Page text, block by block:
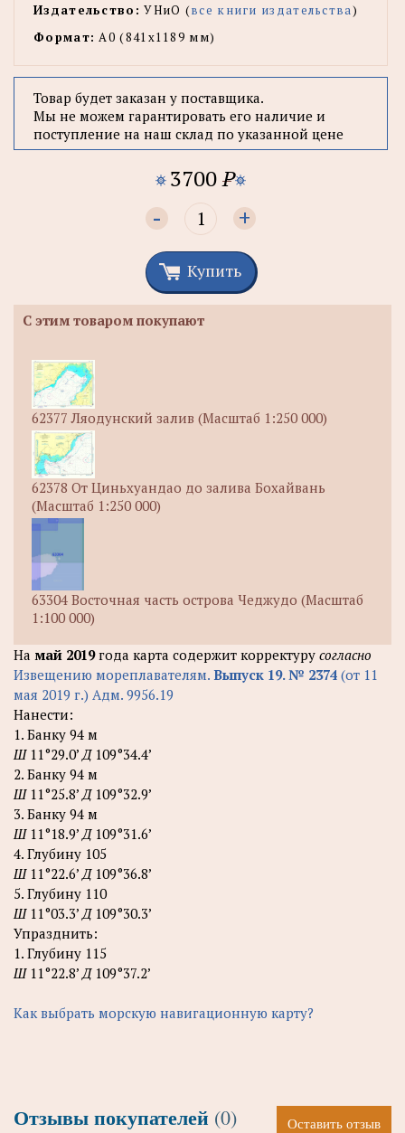
Издательство: УНиО (все книги издательства)
Формат: А0 (841x1189 мм)
Товар будет заказан у поставщика.
Мы не можем гарантировать его наличие и
поступление на наш склад по указанной цене
3700P
- +
Купить
С этим товаром покупают
62377 Ляодунский залив (Масштаб 1:250 000)
62378 От Циньхуандао до залива Бохайвань
(Масштаб 1:250 000)
63304 Восточная часть острова Чеджудо (Масштаб
1:100 000)
На май 2019года карта содержит корректуру согласно
Извещению мореплавателям. Выпуск 19. № 2374 (от 11
мая 2019 г.) Адм. 9956.19
Нанести:
1. Банку 94 м
Ш11°29.0’ Д109°34.4’
2. Банку 94 м
Ш11°25.8’ Д109°32.9’
3. Банку 94 м
Ш11°18.9’ Д109°31.6’
4. Глубину 105
Ш11°22.6’ Д109°36.8’
5. Глубину 110
Ш11°03.3’ Д109°30.3’
Упразднить:
1. Глубину 115
Ш11°22.8’ Д109°37.2’
Как выбрать морскую навигационную карту?
Отзывы покупателей (0) Оставить отзыв